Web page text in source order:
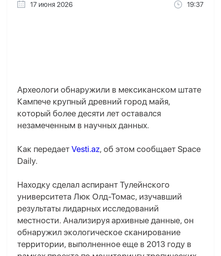
17 июня 2026 19:37
Археологи обнаружили в мексиканском штате
Кампече крупный древний город майя,
который более десяти лет оставался
незамеченным в научных данных.
Как передает Vesti.az, об этом сообщает Space
Daily.
Находку сделал аспирант Тулейнского
университета Люк Олд-Томас, изучавший
результаты лидарных исследований
местности. Анализируя архивные данные, он
обнаружил экологическое сканирование
территории, выполненное еще в 2013 году в